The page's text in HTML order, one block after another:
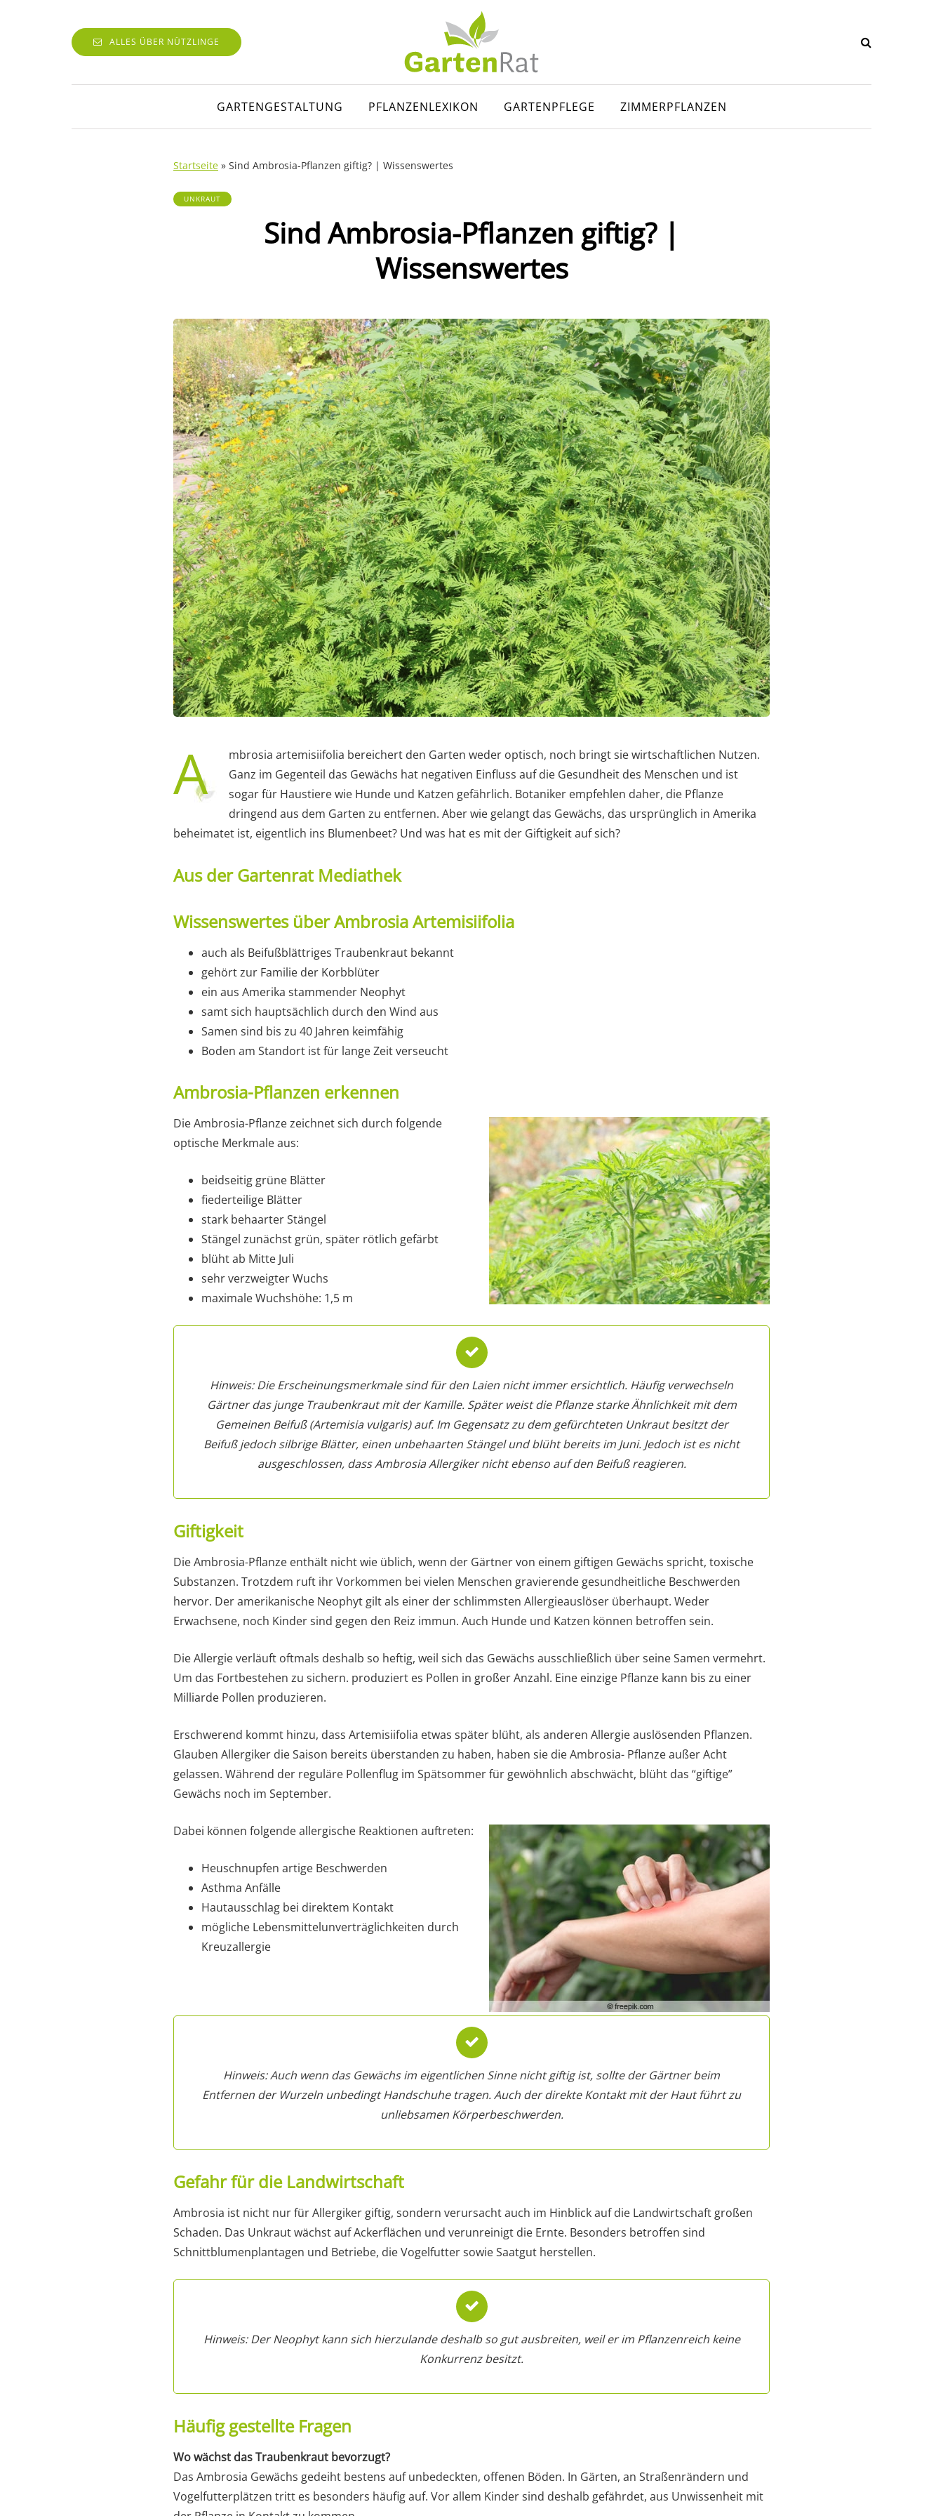
ALLES ÜBER NÜTZLINGE
GARTENGESTALTUNG PFLANZENLEXIKON GARTENPFLEGE ZIMMERPFLANZEN
Startseite » Sind Ambrosia-Pflanzen giftig? | Wissenswertes
UNKRAUT
Sind Ambrosia-Pflanzen giftig? |
Wissenswertes
A
mbrosia artemisiifolia bereichert den Garten weder optisch, noch bringt sie wirtschaftlichen Nutzen.
Ganz im Gegenteil das Gewächs hat negativen Einfluss auf die Gesundheit des Menschen und ist
sogar für Haustiere wie Hunde und Katzen gefährlich. Botaniker empfehlen daher, die Pflanze
dringend aus dem Garten zu entfernen. Aber wie gelangt das Gewächs, das ursprünglich in Amerika
beheimatet ist, eigentlich ins Blumenbeet? Und was hat es mit der Giftigkeit auf sich?
Aus der Gartenrat Mediathek
Wissenswertes über Ambrosia Artemisiifolia
auch als Beifußblättriges Traubenkraut bekannt
gehört zur Familie der Korbblüter
ein aus Amerika stammender Neophyt
samt sich hauptsächlich durch den Wind aus
Samen sind bis zu 40 Jahren keimfähig
Boden am Standort ist für lange Zeit verseucht
Ambrosia-Pflanzen erkennen
Die Ambrosia-Pflanze zeichnet sich durch folgende
optische Merkmale aus:
beidseitig grüne Blätter
fiederteilige Blätter
stark behaarter Stängel
Stängel zunächst grün, später rötlich gefärbt
blüht ab Mitte Juli
sehr verzweigter Wuchs
maximale Wuchshöhe: 1,5 m
Hinweis: Die Erscheinungsmerkmale sind für den Laien nicht immer ersichtlich. Häufig verwechseln
Gärtner das junge Traubenkraut mit der Kamille. Später weist die Pflanze starke Ähnlichkeit mit dem
Gemeinen Beifuß (Artemisia vulgaris) auf. Im Gegensatz zu dem gefürchteten Unkraut besitzt der
Beifuß jedoch silbrige Blätter, einen unbehaarten Stängel und blüht bereits im Juni. Jedoch ist es nicht
ausgeschlossen, dass Ambrosia Allergiker nicht ebenso auf den Beifuß reagieren.
Giftigkeit
Die Ambrosia-Pflanze enthält nicht wie üblich, wenn der Gärtner von einem giftigen Gewächs spricht, toxische
Substanzen. Trotzdem ruft ihr Vorkommen bei vielen Menschen gravierende gesundheitliche Beschwerden
hervor. Der amerikanische Neophyt gilt als einer der schlimmsten Allergieauslöser überhaupt. Weder
Erwachsene, noch Kinder sind gegen den Reiz immun. Auch Hunde und Katzen können betroffen sein.
Die Allergie verläuft oftmals deshalb so heftig, weil sich das Gewächs ausschließlich über seine Samen vermehrt.
Um das Fortbestehen zu sichern. produziert es Pollen in großer Anzahl. Eine einzige Pflanze kann bis zu einer
Milliarde Pollen produzieren.
Erschwerend kommt hinzu, dass Artemisiifolia etwas später blüht, als anderen Allergie auslösenden Pflanzen.
Glauben Allergiker die Saison bereits überstanden zu haben, haben sie die Ambrosia- Pflanze außer Acht
gelassen. Während der reguläre Pollenflug im Spätsommer für gewöhnlich abschwächt, blüht das “giftige”
Gewächs noch im September.
Dabei können folgende allergische Reaktionen auftreten:
Heuschnupfen artige Beschwerden
Asthma Anfälle
Hautausschlag bei direktem Kontakt
mögliche Lebensmittelunverträglichkeiten durch
Kreuzallergie
Hinweis: Auch wenn das Gewächs im eigentlichen Sinne nicht giftig ist, sollte der Gärtner beim
Entfernen der Wurzeln unbedingt Handschuhe tragen. Auch der direkte Kontakt mit der Haut führt zu
unliebsamen Körperbeschwerden.
Gefahr für die Landwirtschaft
Ambrosia ist nicht nur für Allergiker giftig, sondern verursacht auch im Hinblick auf die Landwirtschaft großen
Schaden. Das Unkraut wächst auf Ackerflächen und verunreinigt die Ernte. Besonders betroffen sind
Schnittblumenplantagen und Betriebe, die Vogelfutter sowie Saatgut herstellen.
Hinweis: Der Neophyt kann sich hierzulande deshalb so gut ausbreiten, weil er im Pflanzenreich keine
Konkurrenz besitzt.
Häufig gestellte Fragen
Wo wächst das Traubenkraut bevorzugt?
Das Ambrosia Gewächs gedeiht bestens auf unbedeckten, offenen Böden. In Gärten, an Straßenrändern und
Vogelfutterplätzen tritt es besonders häufig auf. Vor allem Kinder sind deshalb gefährdet, aus Unwissenheit mit